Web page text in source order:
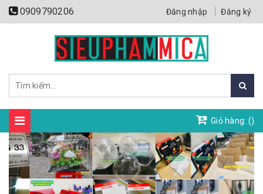
0909790206 Đăng nhập Đăng ký
Giỏ hàng: ()